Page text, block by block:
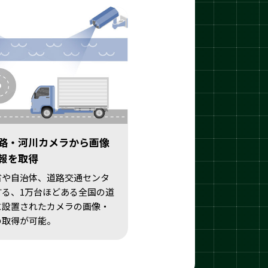
・河川カメラから画像
を取得
自治体、道路交通センタ
、1万台ほどある全国の道
置されたカメラの画像・
得が可能。